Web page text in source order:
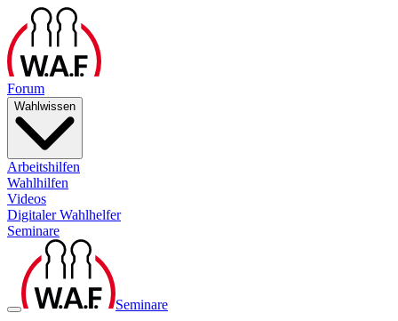
Forum
Wahlwissen
Arbeitshilfen
Wahlhilfen
Videos
Digitaler Wahlhelfer
Seminare
Seminare